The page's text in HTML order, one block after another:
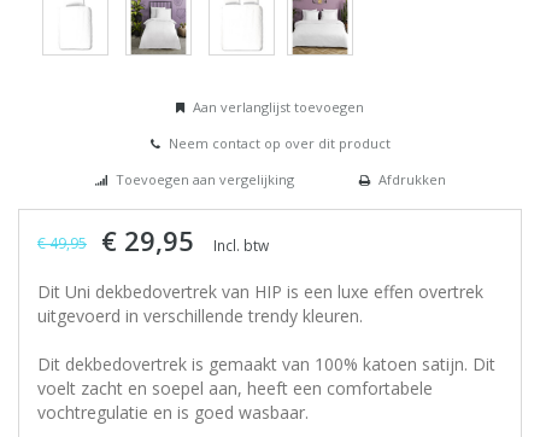
Aan verlanglijst toevoegen
Neem contact op over dit product
Toevoegen aan vergelijking
Afdrukken
€ 49,95 € 29,95 Incl. btw
Dit Uni dekbedovertrek van HIP is een luxe effen overtrek
uitgevoerd in verschillende trendy kleuren.
Dit dekbedovertrek is gemaakt van 100% katoen satijn. Dit
voelt zacht en soepel aan, heeft een comfortabele
vochtregulatie en is goed wasbaar.